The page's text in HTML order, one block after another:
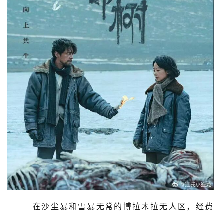
在沙尘暴和雪暴无常的博拉木拉无人区，经费